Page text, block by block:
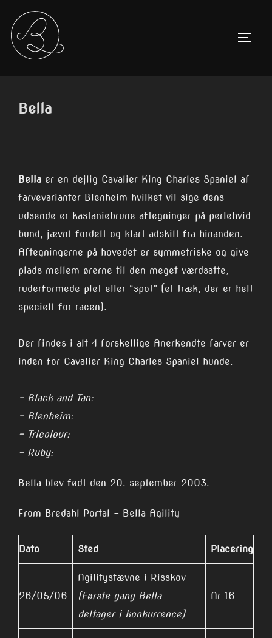
content
indhold
Bella
Bella er en dejlig Cavalier King Charles Spaniel af
farvevarianter Blenheim hvilket vil sige dens
udsende er kastaniebrune aftegninger på perlehvid
bund, jævnt fordelt og klart adskilt fra hinanden.
Aftegningerne på hovedet er symmetriske og give
plads mellem ørerne til den meget værdsatte,
ruderformede plet eller “spot” (et træk, der er helt
specielt for racen).
Der findes i alt 4 forskellige Anerkendte farver er
inden for Cavalier King Charles Spaniel hunde.
– Black and Tan:
– Blenheim:
– Tricolour:
– Ruby:
Bella blev født den 20. september 2003.
From Bredahl Portal – Bella Agility
Dato Sted Placering
26/05/06
Agilitystævne i Risskov
(Første gang Bella
deltager i konkurrence)
Nr 16